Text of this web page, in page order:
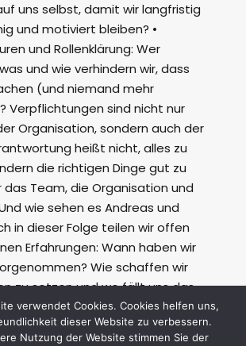
uns selbst, damit wir langfristig
und motiviert bleiben? •
und Rollenklärung: Wer
und wie verhindern wir, dass
(und niemand mehr
Verpflichtungen sind nicht nur
Organisation, sondern auch der
heißt nicht, alles zu
die richtigen Dinge gut zu
das Team, die Organisation und
wie sehen es Andreas und
in dieser Folge teilen wir offen
Erfahrungen: Wann haben wir
Wie schaffen wir
zu setzen und wo fällt uns das
Welche Tools und Strategien
immer bekommt ihr drei
verwendet Cookies. Cookies helfen uns,
dieser Website zu verbessern.
Nutzung der Website stimmen Sie der